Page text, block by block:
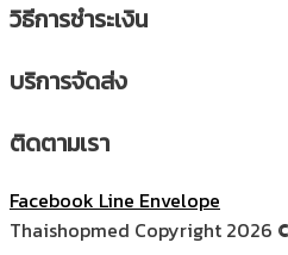
วิธีการชำระเงิน
บริการจัดส่ง
ติดตามเรา
Facebook Line Envelope
Thaishopmed Copyright 2026